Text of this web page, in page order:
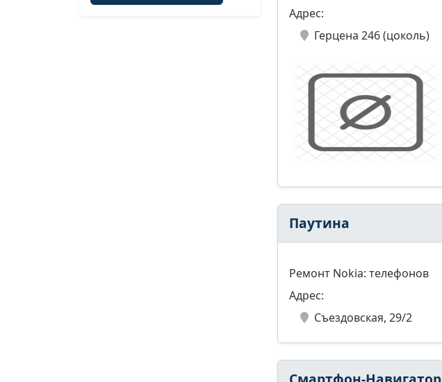
Адрес:
Герцена 246 (цоколь)
Паутина
Ремонт Nokia: телефонов
Адрес:
Съездовская, 29/2